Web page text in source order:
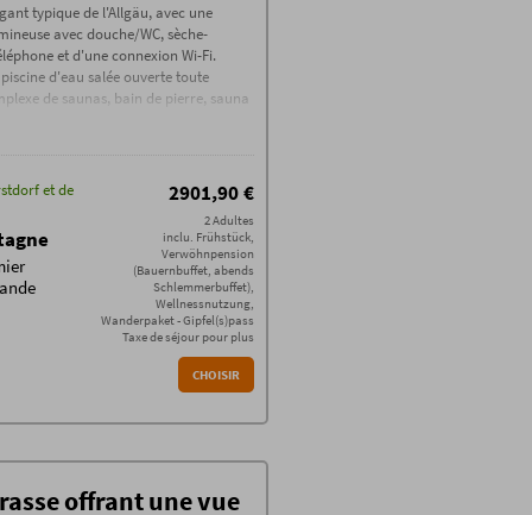
typique de l'Allgäu, avec une
avec douche/WC, sèche-
et d'une connexion Wi-Fi.
d'eau salée ouverte toute
de saunas, bain de pierre, sauna
et de
de
2901,90 €
2 Adultes
inclu. Frühstück,
Verwöhnpension
(Bauernbuffet, abends
Schlemmerbuffet),
Wellnessnutzung,
Wanderpaket - Gipfel(s)pass
Taxe de séjour pour plus
CHOISIR
offrant une vue